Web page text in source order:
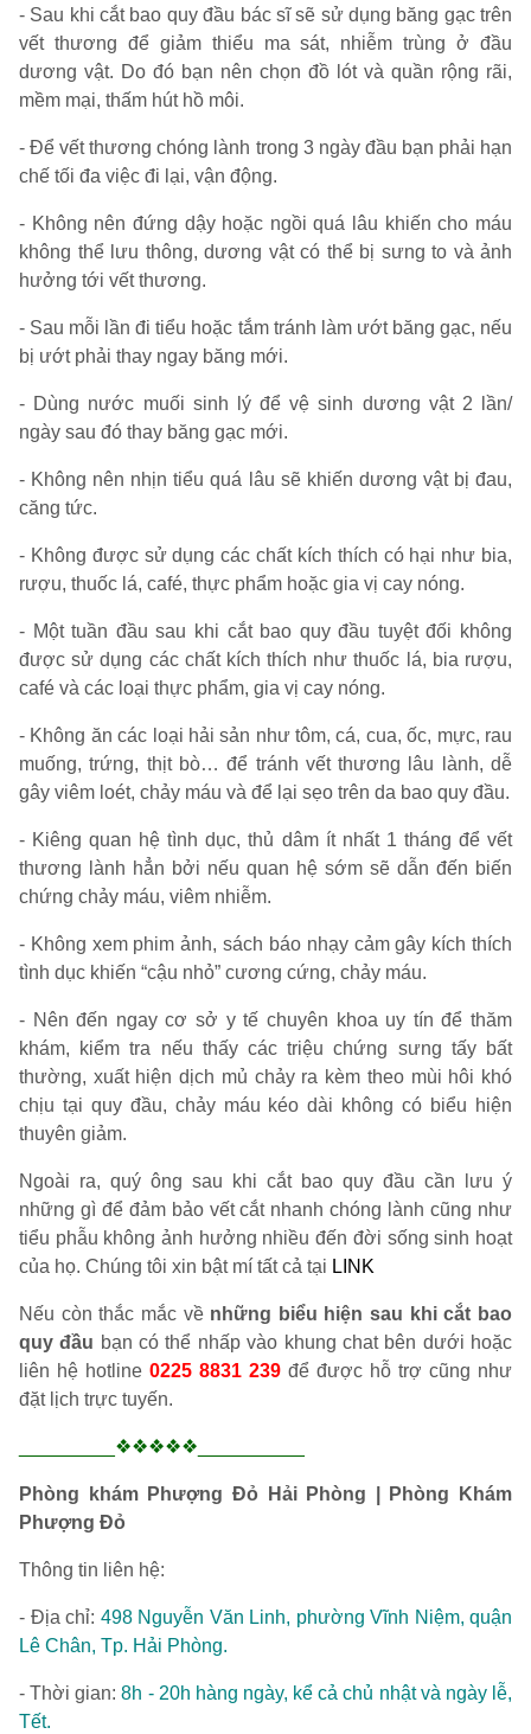
- Sau khi cắt bao quy đầu bác sĩ sẽ sử dụng băng gạc trên
vết thương để giảm thiểu ma sát, nhiễm trùng ở đầu
dương vật. Do đó bạn nên chọn đồ lót và quần rộng rãi,
mềm mại, thấm hút hồ môi.
- Để vết thương chóng lành trong 3 ngày đầu bạn phải hạn
chế tối đa việc đi lại, vận động.
- Không nên đứng dậy hoặc ngồi quá lâu khiến cho máu
không thể lưu thông, dương vật có thể bị sưng to và ảnh
hưởng tới vết thương.
- Sau mỗi lần đi tiểu hoặc tắm tránh làm ướt băng gạc, nếu
bị ướt phải thay ngay băng mới.
- Dùng nước muối sinh lý để vệ sinh dương vật 2 lần/
ngày sau đó thay băng gạc mới.
- Không nên nhịn tiểu quá lâu sẽ khiến dương vật bị đau,
căng tức.
- Không được sử dụng các chất kích thích có hại như bia,
rượu, thuốc lá, café, thực phẩm hoặc gia vị cay nóng.
- Một tuần đầu sau khi cắt bao quy đầu tuyệt đối không
được sử dụng các chất kích thích như thuốc lá, bia rượu,
café và các loại thực phẩm, gia vị cay nóng.
- Không ăn các loại hải sản như tôm, cá, cua, ốc, mực, rau
muống, trứng, thịt bò… để tránh vết thương lâu lành, dễ
gây viêm loét, chảy máu và để lại sẹo trên da bao quy đầu.
- Kiêng quan hệ tình dục, thủ dâm ít nhất 1 tháng để vết
thương lành hẳn bởi nếu quan hệ sớm sẽ dẫn đến biến
chứng chảy máu, viêm nhiễm.
- Không xem phim ảnh, sách báo nhạy cảm gây kích thích
tình dục khiến “cậu nhỏ” cương cứng, chảy máu.
- Nên đến ngay cơ sở y tế chuyên khoa uy tín để thăm
khám, kiểm tra nếu thấy các triệu chứng sưng tấy bất
thường, xuất hiện dịch mủ chảy ra kèm theo mùi hôi khó
chịu tại quy đầu, chảy máu kéo dài không có biểu hiện
thuyên giảm.
Ngoài ra, quý ông sau khi cắt bao quy đầu cần lưu ý
những gì để đảm bảo vết cắt nhanh chóng lành cũng như
tiểu phẫu không ảnh hưởng nhiều đến đời sống sinh hoạt
của họ. Chúng tôi xin bật mí tất cả tại LINK
Nếu còn thắc mắc về những biểu hiện sau khi cắt bao
quy đầu bạn có thể nhấp vào khung chat bên dưới hoặc
liên hệ hotline 0225 8831 239 để được hỗ trợ cũng như
đặt lịch trực tuyến.
_________❖❖❖❖❖__________
Phòng khám Phượng Đỏ Hải Phòng | Phòng Khám
Phượng Đỏ
Thông tin liên hệ:
- Địa chỉ: 498 Nguyễn Văn Linh, phường Vĩnh Niệm, quận
Lê Chân, Tp. Hải Phòng.
- Thời gian:8h - 20h hàng ngày, kể cả chủ nhật và ngày lễ,
Tết.